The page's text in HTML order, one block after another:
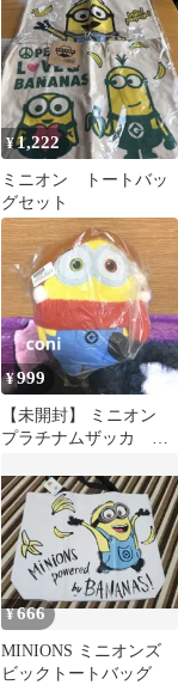
¥1,222
ミニオン トートバッ
グセット
¥999
【未開封】 ミニオン
プラチナムザッカ シ
¥666
MINIONS ミニオンズ
ビックトートバッグ